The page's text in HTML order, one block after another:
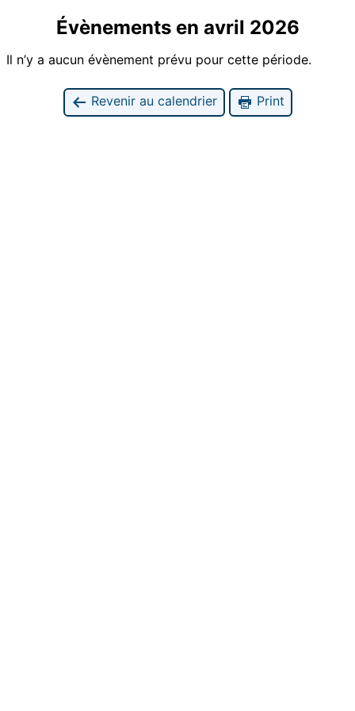
Évènements en avril 2026
Il n’y a aucun évènement prévu pour cette période.
Revenir au calendrier Print